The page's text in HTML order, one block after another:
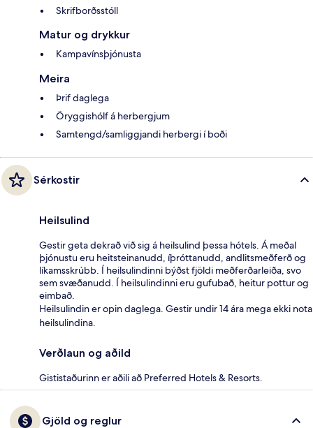
Skrifborðsstóll
Matur og drykkur
Kampavínsþjónusta
Meira
Þrif daglega
Öryggishólf á herbergjum
Samtengd/samliggjandi herbergi í boði
Sérkostir
Heilsulind
Gestir geta dekrað við sig á heilsulind þessa hótels. Á meðal
þjónustu eru heitsteinanudd, íþróttanudd, andlitsmeðferð og
líkamsskrúbb. Í heilsulindinni býðst fjöldi meðferðarleiða, svo
sem svæðanudd. Í heilsulindinni eru gufubað, heitur pottur og
eimbað.
Heilsulindin er opin daglega. Gestir undir 14 ára mega ekki nota
heilsulindina.
Verðlaun og aðild
Gististaðurinn er aðili að Preferred Hotels & Resorts.
Gjöld og reglur